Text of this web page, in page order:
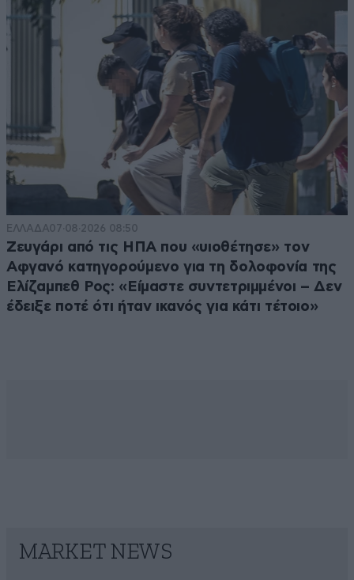
ΕΛΛΑΔΑ07·08·2026 08:50
Ζευγάρι από τις ΗΠΑ που «υιοθέτησε» τον
Αφγανό κατηγορούμενο για τη δολοφονία της
Ελίζαμπεθ Ρος: «Είμαστε συντετριμμένοι – Δεν
έδειξε ποτέ ότι ήταν ικανός για κάτι τέτοιο»
MARKET NEWS